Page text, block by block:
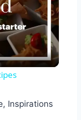
Inspirations